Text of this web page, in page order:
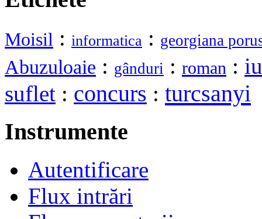
Moisil : informatica : georgiana
Abuzuloaie : gânduri : roman :
suflet : concurs : turcsanyi
Instrumente
Autentificare
Flux intrări